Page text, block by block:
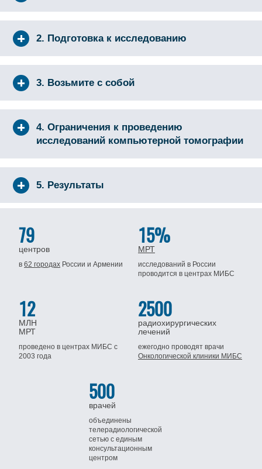
2. Подготовка к исследованию
3. Возьмите с собой
4. Ограничения к проведению
исследований компьютерной томографии
5. Результаты
79
центров
в62 городах Россиии Армении
15%
МРТ
исследований в России
проводится в центрах МИБС
12
МЛН
МРТ
проведено в центрах МИБСс
2003 года
2500
радиохирургических
лечений
ежегодно проводят врачи
Онкологической клиники МИБС
500
врачей
объединены
телерадиологической
сетью с единым
консультационным
центром